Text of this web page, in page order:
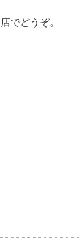
でどうぞ。